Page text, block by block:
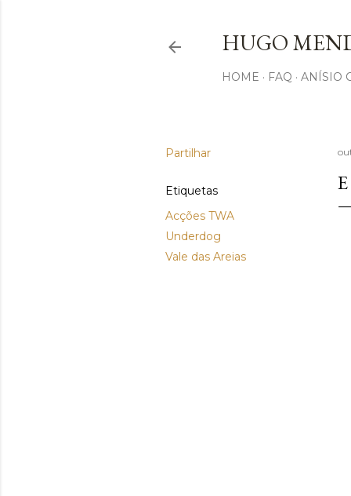
HUGO
HOME FAQ ANÍSIO
Partilhar
Etiquetas
Acções TWA
Underdog
Vale das Areias